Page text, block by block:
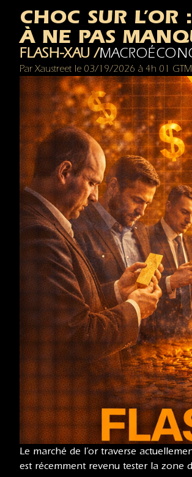
CHOC SUR
À NE PAS
FLASH-XAU /
Par Xaustreet le 03/19/2026 à 4h 01 GTM
Le marché de l’or traverse
est récemment revenu tester la zone